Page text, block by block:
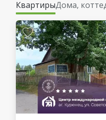
КвартирыДома,